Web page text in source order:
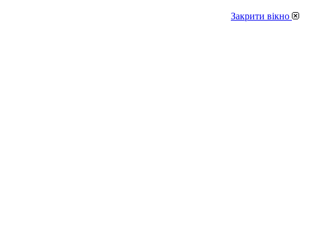
Закрити вікно